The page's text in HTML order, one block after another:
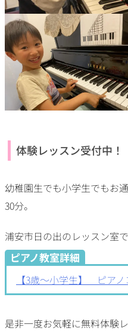
体験レッスン受付中！
幼稚園生でも小学生でもお
30分。
浦安市日の出のレッスン室
ピアノ教室詳細
【3歳〜小学生】 ピアノ
是非一度お気軽に無料体験